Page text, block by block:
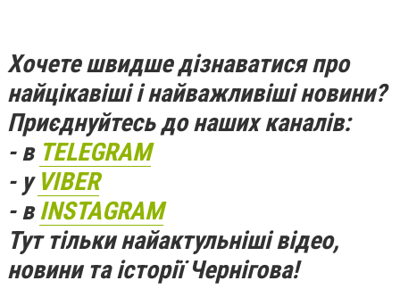
Хочете швидше дізнаватися про
найцікавіші і найважливіші новини?
Приєднуйтесь до наших каналів:
- в TELEGRAM
- у VIBER
- вINSTAGRAM
Тут тільки найактульніші відео,
новини та історії Чернігова!